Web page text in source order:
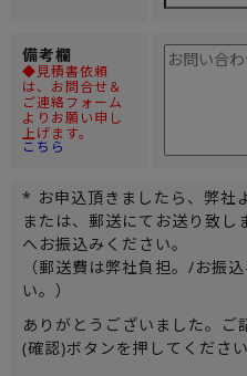
備考欄
◆見積書依頼
は、お問合せ＆
ご連絡フォーム
よりお願い申し
上げます。
こちら
* お申込頂きましたら、弊社
または、郵送にてお送り致し
へお振込みください。
（郵送費は弊社負担。/お振
い。）
ありがとうございました。ご
(確認)ボタンを押してください